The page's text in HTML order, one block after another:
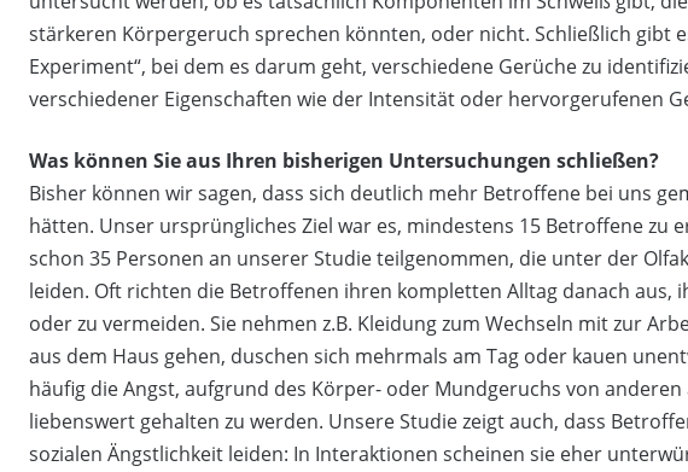
stärkeren Körpergeruch sprechen könnten, oder nicht. Schließlich gibt
Experiment“, bei dem es darum geht, verschiedene Gerüche zu
verschiedener Eigenschaften wie der Intensität oder hervorgerufenen
Was können Sie aus Ihren bisherigen Untersuchungen schließen?
Bisher können wir sagen, dass sich deutlich mehr Betroffene bei uns
hätten. Unser ursprüngliches Ziel war es, mindestens 15 Betroffene zu
schon 35 Personen an unserer Studie teilgenommen, die unter der
leiden. Oft richten die Betroffenen ihren kompletten Alltag danach aus,
oder zu vermeiden. Sie nehmen z.B. Kleidung zum Wechseln mit zur
aus dem Haus gehen, duschen sich mehrmals am Tag oder kauen
häufig die Angst, aufgrund des Körper- oder Mundgeruchs von
liebenswert gehalten zu werden. Unsere Studie zeigt auch, dass
sozialen Ängstlichkeit leiden: In Interaktionen scheinen sie eher